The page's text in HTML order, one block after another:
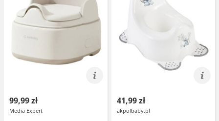
99,99 zł
Media Expert
41,99 zł
akpolbaby.pl